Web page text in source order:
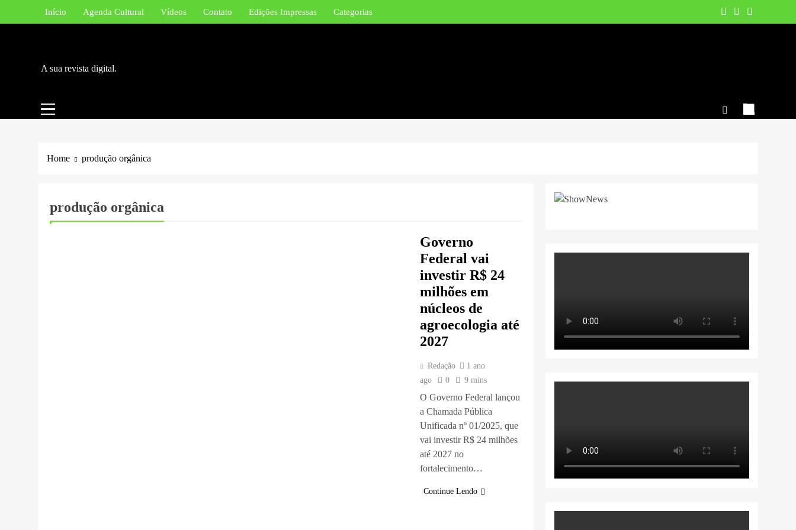
Início Agenda Cultural Vídeos Contato Edições Impressas Categorias
A sua revista digital.
Home produção orgânica
produção orgânica
Governo
Federal vai
investir R$ 24
milhões em
núcleos de
agroecologia até
2027
Redação
1 ano
ago
0 9 mins
O Governo Federal lançou
a Chamada Pública
Unificada nº 01/2025, que
vai investir R$ 24 milhões
até 2027 no
fortalecimento…
Continue Lendo